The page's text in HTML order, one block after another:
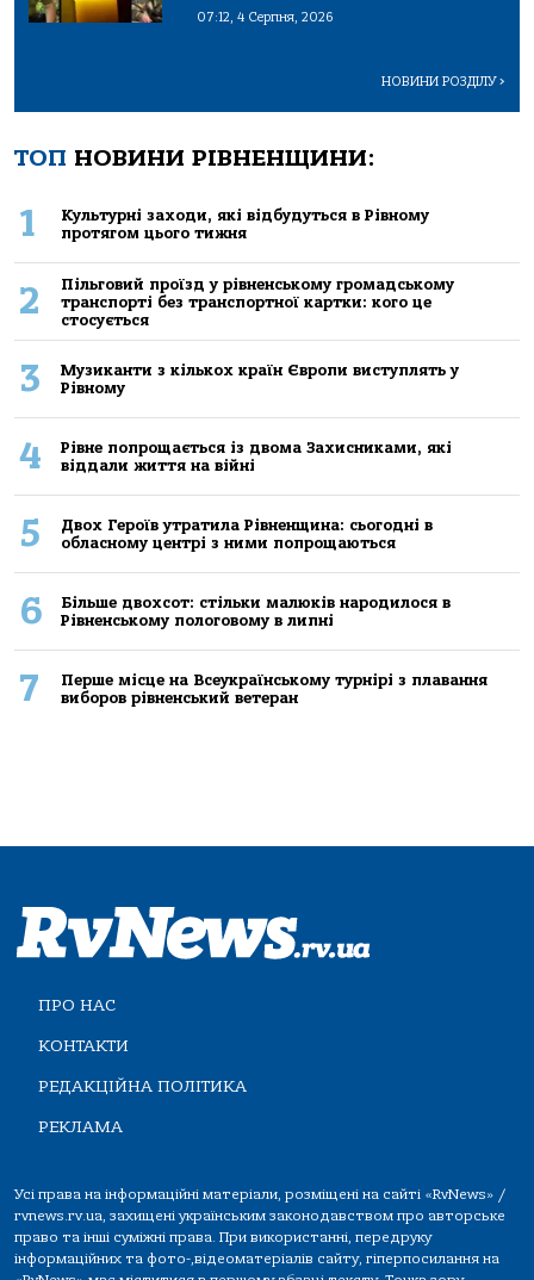
07:12, 4 Серпня, 2026
НОВИНИ РОЗДІЛУ>
ТОП НОВИНИ РІВНЕНЩИНИ:
1
Культурні заходи, які відбудуться в Рівному
протягом цього тижня
2
Пільговий проїзд у рівненському громадському
транспорті без транспортної картки: кого це
стосується
3
Музиканти з кількох країн Європи виступлять у
Рівному
4
Рівне попрощається із двома Захисниками, які
віддали життя на війні
5
Двох Героїв утратила Рівненщина: сьогодні в
обласному центрі з ними попрощаються
6
Більше двохсот: стільки малюків народилося в
Рівненському пологовому в липні
7
Перше місце на Всеукраїнському турнірі з плавання
виборов рівненський ветеран
ПРО НАС
КОНТАКТИ
РЕДАКЦІЙНА ПОЛІТИКА
РЕКЛАМА
Усі права на інформаційні матеріали, розміщені на сайті «RvNews» /
rvnews.rv.ua, захищені українським законодавством про авторське
право та інші суміжні права. При використанні, передруку
інформаційних та фото-,відеоматеріалів сайту, гіперпосилання на